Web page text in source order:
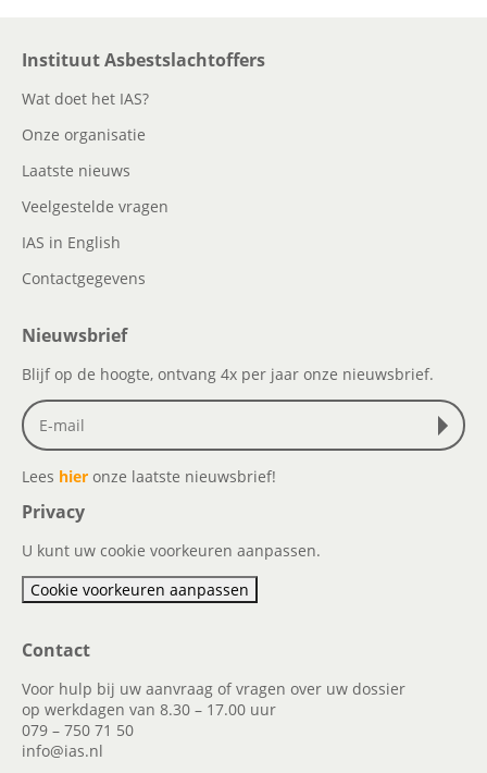
Instituut Asbestslachtoffers
Wat doet het IAS?
Onze organisatie
Laatste nieuws
Veelgestelde vragen
IAS in English
Contactgegevens
Nieuwsbrief
Blijf op de hoogte, ontvang 4x per jaar onze nieuwsbrief.
Lees hier onze laatste nieuwsbrief!
Privacy
U kunt uw cookie voorkeuren aanpassen.
Cookie voorkeuren aanpassen
Contact
Voor hulp bij uw aanvraag of vragen over uw dossier
op werkdagen van 8.30 – 17.00 uur
079 – 750 71 50
info@ias.nl